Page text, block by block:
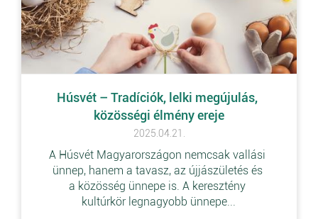
Húsvét – Tradíciók, lelki megújulás,
közösségi élmény ereje
2025.04.21.
A Húsvét Magyarországon nemcsak vallási
ünnep, hanem a tavasz, az újjászületés és
a közösség ünnepe is. A keresztény
kultúrkör legnagyobb ünnepe...